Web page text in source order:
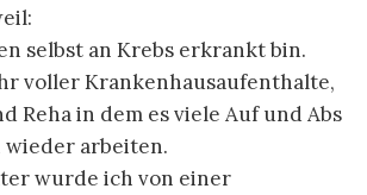
selbst an Krebs erkrankt bin.
voller Krankenhausaufenthalte,
Reha in dem es viele Auf und Abs
wieder arbeiten.
wurde ich von einer